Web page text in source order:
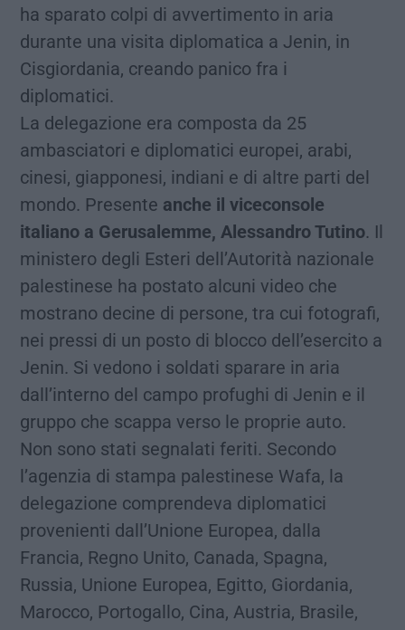
ha sparato colpi di avvertimento in aria
durante una visita diplomatica a Jenin, in
Cisgiordania, creando panico fra i
diplomatici.
La delegazione era composta da 25
ambasciatori e diplomatici europei, arabi,
cinesi, giapponesi, indiani e di altre parti del
mondo. Presente anche il viceconsole
italiano a Gerusalemme, Alessandro Tutino. Il
ministero degli Esteri dell’Autorità nazionale
palestinese ha postato alcuni video che
mostrano decine di persone, tra cui fotografi,
nei pressi di un posto di blocco dell’esercito a
Jenin. Si vedono i soldati sparare in aria
dall’interno del campo profughi di Jenin e il
gruppo che scappa verso le proprie auto.
Non sono stati segnalati feriti. Secondo
l’agenzia di stampa palestinese Wafa, la
delegazione comprendeva diplomatici
provenienti dall’Unione Europea, dalla
Francia, Regno Unito, Canada, Spagna,
Russia, Unione Europea, Egitto, Giordania,
Marocco, Portogallo, Cina, Austria, Brasile,